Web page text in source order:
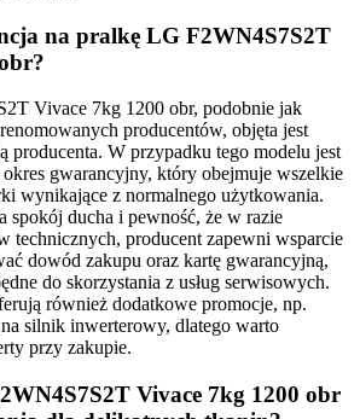
na pralkę LG F2WN4S7S2T
Vivace 7kg 1200 obr, podobnie jak
producentów, objęta jest
producenta. W przypadku tego modelu jest
gwarancyjny, który obejmuje wszelkie
wynikające z normalnego użytkowania.
spokój ducha i pewność, że w razie
technicznych, producent zapewni wsparcie
dowód zakupu oraz kartę gwarancyjną,
do skorzystania z usług serwisowych.
również dodatkowe promocje, np.
silnik inwerterowy, dlatego warto
przy zakupie.
Vivace 7kg 1200 obr